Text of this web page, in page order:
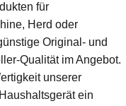
für
Herd oder
Original- und
Qualität im Angebot.
unserer
ein